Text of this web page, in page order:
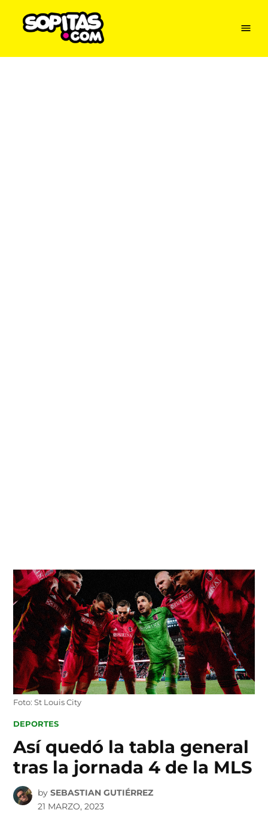
content
Menu
Foto: St Louis City
POSTED
DEPORTES
Así quedó la tabla general
tras la jornada 4 de la MLS
by SEBASTIAN GUTIÉRREZ
21 MARZO, 2023